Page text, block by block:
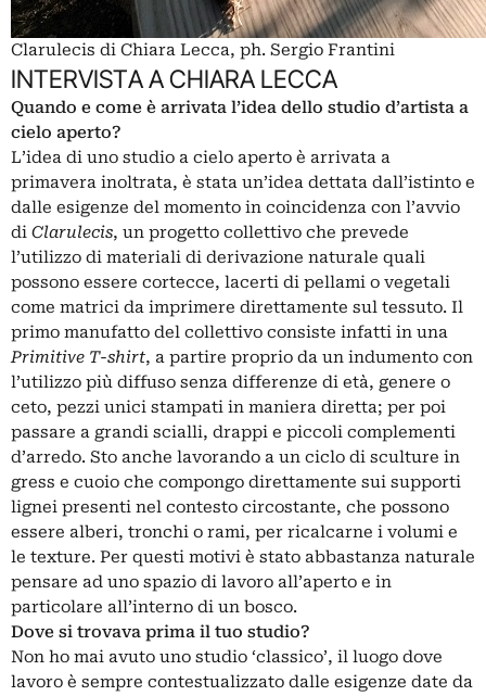
Clarulecis di Chiara Lecca, ph. Sergio Frantini
INTERVISTA A CHIARA LECCA
Quando e come è arrivata l’idea dello studio d’artista a
cielo aperto?
L’idea di uno studio a cielo aperto è arrivata a
primavera inoltrata, è stata un’idea dettata dall’istinto e
dalle esigenze del momento in coincidenza con l’avvio
di Clarulecis, un progetto collettivo che prevede
l’utilizzo di materiali di derivazione naturale quali
possono essere cortecce, lacerti di pellami o vegetali
come matrici da imprimere direttamente sul tessuto. Il
primo manufatto del collettivo consiste infatti in una
Primitive T-shirt, a partire proprio da un indumento con
l’utilizzo più diffuso senza differenze di età, genere o
ceto, pezzi unici stampati in maniera diretta; per poi
passare a grandi scialli, drappi e piccoli complementi
d’arredo. Sto anche lavorando a un ciclo di sculture in
gress e cuoio che compongo direttamente sui supporti
lignei presenti nel contesto circostante, che possono
essere alberi, tronchi o rami, per ricalcarne i volumi e
le texture. Per questi motivi è stato abbastanza naturale
pensare ad uno spazio di lavoro all’aperto e in
particolare all’interno di un bosco.
Dove si trovava prima il tuo studio?
Non ho mai avuto uno studio ‘classico’, il luogo dove
lavoro è sempre contestualizzato dalle esigenze date da